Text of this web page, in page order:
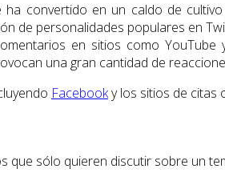
convertido en un caldo de
de personalidades populares en
en sitios como
una gran cantidad de
Facebooky los sitios de citas
que sólo quieren discutir sobre un